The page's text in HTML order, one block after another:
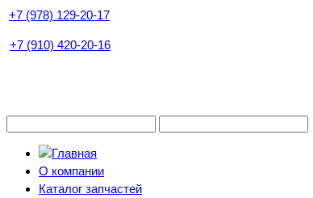
+7 (978) 129-20-17
+7 (910) 420-20-16
О компании
Каталог запчастей